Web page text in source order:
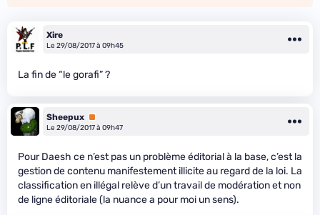
Xire
Le 29/08/2017 à 09h45
La fin de “le gorafi” ?
Sheepux Premium
Le 29/08/2017 à 09h47
Pour Daesh ce n’est pas un problème éditorial à la base, c’est la
gestion de contenu manifestement illicite au regard de la loi. La
classification en illégal relève d’un travail de modération et non
de ligne éditoriale (la nuance a pour moi un sens).